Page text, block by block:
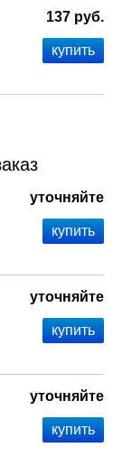
137 руб.
уточняйте
уточняйте
уточняйте